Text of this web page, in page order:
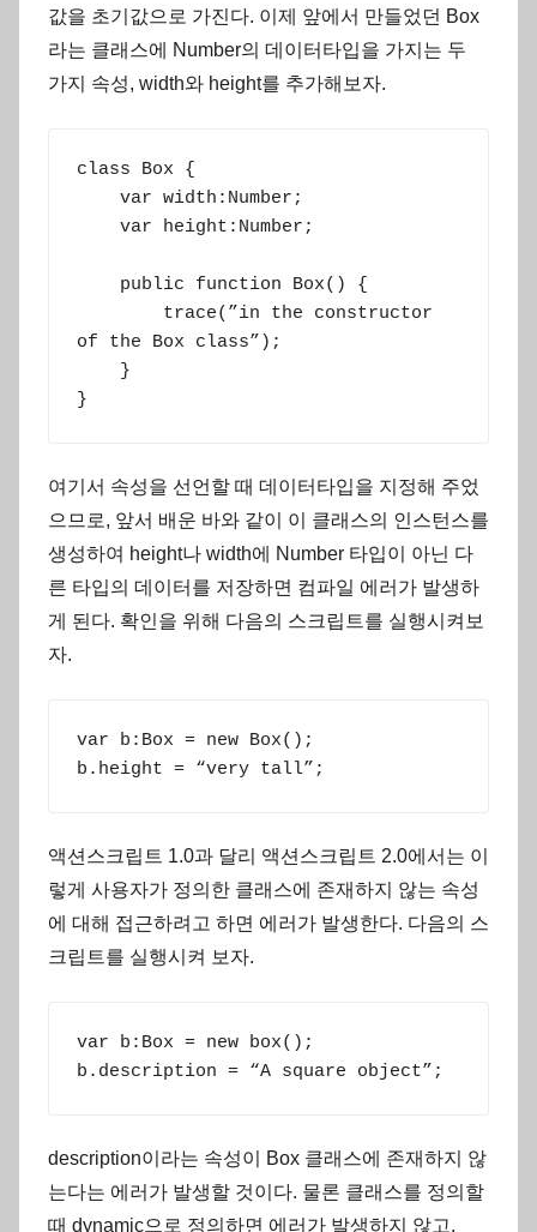
값을 초기값으로 가진다. 이제 앞에서 만들었던 Box
라는 클래스에 Number의 데이터타입을 가지는 두
가지 속성, width와 height를 추가해보자.
class Box {
of the Box class”);
}
여기서 속성을 선언할 때 데이터타입을 지정해 주었
으므로, 앞서 배운 바와 같이 이 클래스의 인스턴스를
생성하여 height나 width에 Number 타입이 아닌 다
른 타입의 데이터를 저장하면 컴파일 에러가 발생하
게 된다. 확인을 위해 다음의 스크립트를 실행시켜보
자.
var b:Box = new Box();
b.height = “very tall”;
액션스크립트 1.0과 달리 액션스크립트 2.0에서는 이
렇게 사용자가 정의한 클래스에 존재하지 않는 속성
에 대해 접근하려고 하면 에러가 발생한다. 다음의 스
크립트를 실행시켜 보자.
var b:Box = new box();
b.description = “A square object”;
description이라는 속성이 Box 클래스에 존재하지 않
는다는 에러가 발생할 것이다. 물론 클래스를 정의할
때 dynamic으로 정의하면 에러가 발생하지 않고,